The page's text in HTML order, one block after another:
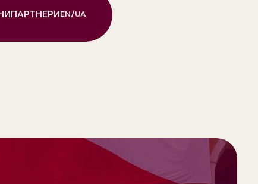
ПАРТНЕРИ EN /UA